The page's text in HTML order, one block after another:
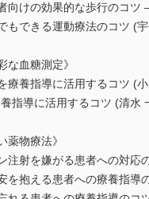
向けの効果的な歩行のコ
もできる運動療法のコツ (
な血糖測定》
療養指導に活用するコツ (
指導に活用するコツ (清水
薬物療法》
注射を嫌がる患者への対応
を抱える患者への療養指導